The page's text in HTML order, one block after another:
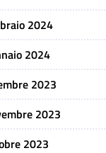
2024
2024
2023
2023
2023